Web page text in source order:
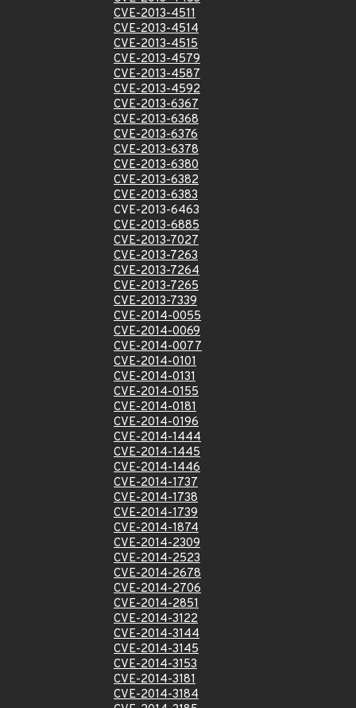
CVE-2013-4511
CVE-2013-4514
CVE-2013-4515
CVE-2013-4579
CVE-2013-4587
CVE-2013-4592
CVE-2013-6367
CVE-2013-6368
CVE-2013-6376
CVE-2013-6378
CVE-2013-6380
CVE-2013-6382
CVE-2013-6383
CVE-2013-6463
CVE-2013-6885
CVE-2013-7027
CVE-2013-7263
CVE-2013-7264
CVE-2013-7265
CVE-2013-7339
CVE-2014-0055
CVE-2014-0069
CVE-2014-0077
CVE-2014-0101
CVE-2014-0131
CVE-2014-0155
CVE-2014-0181
CVE-2014-0196
CVE-2014-1444
CVE-2014-1445
CVE-2014-1446
CVE-2014-1737
CVE-2014-1738
CVE-2014-1739
CVE-2014-1874
CVE-2014-2309
CVE-2014-2523
CVE-2014-2678
CVE-2014-2706
CVE-2014-2851
CVE-2014-3122
CVE-2014-3144
CVE-2014-3145
CVE-2014-3153
CVE-2014-3181
CVE-2014-3184